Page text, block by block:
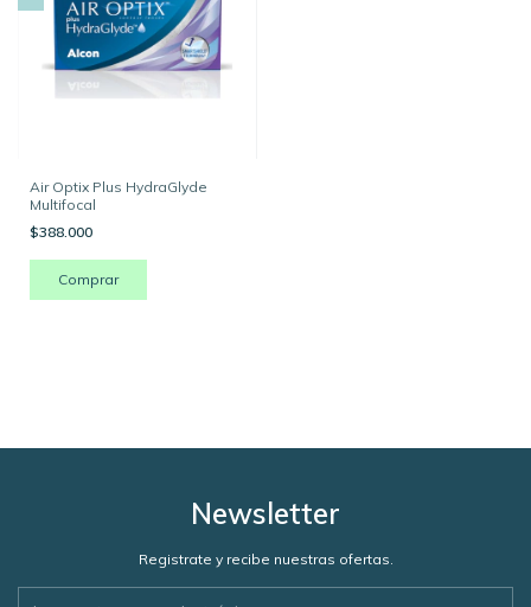
Air Optix Plus HydraGlyde
Multifocal
$388.000
Newsletter
Registrate y recibe nuestras ofertas.